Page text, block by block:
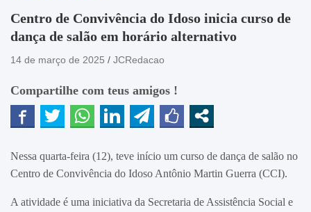
Centro de Convivência do Idoso inicia curso de
dança de salão em horário alternativo
14 de março de 2025 JCRedacao
Compartilhe com teus amigos !
Nessa quarta-feira (12), teve início um curso de dança de salão no
Centro de Convivência do Idoso Antônio Martin Guerra (CCI).
A atividade é uma iniciativa da Secretaria de Assistência Social e